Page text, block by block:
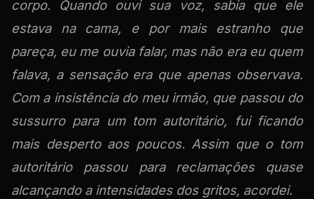
corpo. Quando ouvi sua voz, sabia que ele
estava na cama, e por mais estranho que
pareça, eu me ouvia falar, mas não era eu quem
falava, a sensação era que apenas observava.
Com a insistência do meu irmão, que passou do
sussurro para um tom autoritário, fui ficando
mais desperto aos poucos. Assim que o tom
autoritário passou para reclamações quase
alcançando a intensidades dos gritos, acordei.